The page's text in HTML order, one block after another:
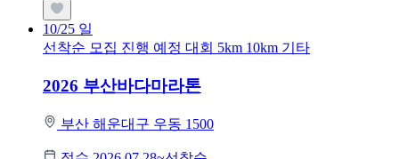
10/25 일
선착순 모집 진행 예정 대회 5km 10km 기타
2026 부산바다마라톤
부산 해운대구 우동 1500